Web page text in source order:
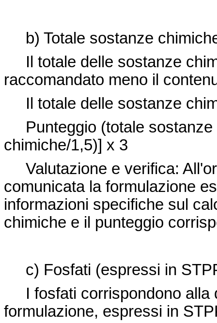
b) Totale sostanze
Il totale delle sostanze
raccomandato meno il
Il totale delle sostanze
Punteggio (totale sostanze
chimiche/1,5)] x 3
Valutazione e verifica:
comunicata la formulazione
informazioni specifiche sul
chimiche e il punteggio
c) Fosfati (espressi in
I fosfati corrispondono alla
formulazione, espressi in